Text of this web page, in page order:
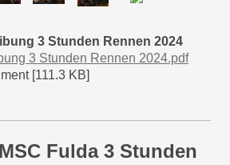
3 Stunden Rennen 2024
3 Stunden Rennen 2024.pdf
[111.3 KB]
Fulda 3 Stunden